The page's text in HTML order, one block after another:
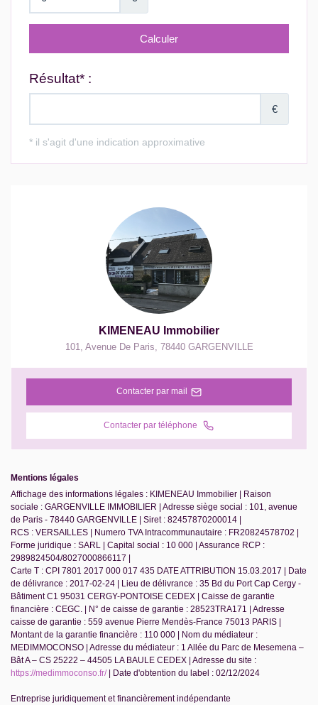
KIMENEAU Immobilier
101, Avenue De Paris, 78440 GARGENVILLE
Contacter par mail
Contacter par téléphone
Mentions légales
Affichage des informations légales : KIMENEAU Immobilier | Raison
sociale : GARGENVILLE IMMOBILIER | Adresse siège social : 101, avenue
de Paris - 78440 GARGENVILLE | Siret : 82457870200014 |
RCS : VERSAILLES | Numero TVA Intracommunautaire : FR20824578702 |
Forme juridique : SARL | Capital social : 10 000 | Assurance RCP :
2989824504/8027000866117 |
Carte T : CPI 7801 2017 000 017 435 DATE ATTRIBUTION 15.03.2017 | Date
de délivrance : 2017-02-24 | Lieu de délivrance : 35 Bd du Port Cap Cergy -
Bâtiment C1 95031 CERGY-PONTOISE CEDEX | Caisse de garantie
financière : CEGC. | N° de caisse de garantie : 28523TRA171 | Adresse
caisse de garantie : 559 avenue Pierre Mendès-France 75013 PARIS |
Montant de la garantie financière : 110 000 | Nom du médiateur :
MEDIMMOCONSO | Adresse du médiateur : 1 Allée du Parc de Mesemena –
Bât A – CS 25222 – 44505 LA BAULE CEDEX | Adresse du site :
https://medimmoconso.fr/| Date d'obtention du label : 02/12/2024
Entreprise juridiquement et financièrement indépendante